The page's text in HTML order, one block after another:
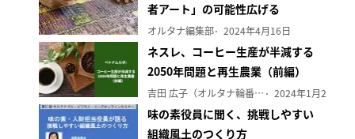
者アート」の可能性広げる
オルタナ編集部 2024年4月16日
ネスレ、コーヒー生産が半減する
2050年問題と再生農業（前編）
吉田 広子（オルタナ輪番編集長） 2024年1月29日
味の素役員に聞く、挑戦しやすい
組織風土のつくり方